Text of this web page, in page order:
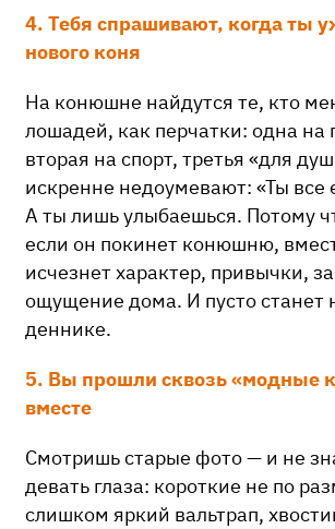
4. Тебя спрашивают, когда ты
нового коня
На конюшне найдутся те, кто
лошадей, как перчатки: одна на
вторая на спорт, третья «для
искренне недоумевают: «Ты все
А ты лишь улыбаешься. Потому
если он покинет конюшню,
исчезнет характер, привычки,
ощущение дома. И пусто станет
деннике.
5. Вы прошли сквозь «модные
вместе
Смотришь старые фото — и не
девать глаза: короткие не по
слишком яркий вальтрап,